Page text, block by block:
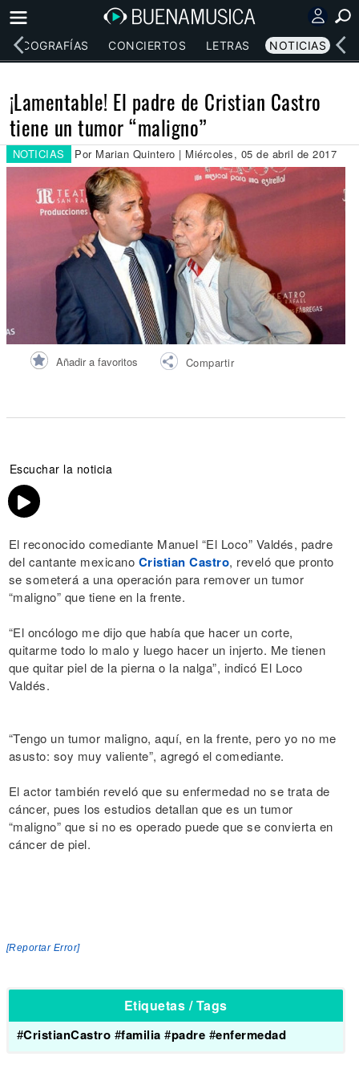
DISCOGRAFÍAS CONCIERTOS LETRAS NOTICIAS
¡Lamentable! El padre de Cristian Castro
tiene un tumor “maligno”
NOTICIAS Por Marian Quintero | Miércoles, 05 de abril de 2017
Añadir a favoritos Compartir
Escuchar la noticia
El reconocido comediante Manuel “El Loco” Valdés, padre
del cantante mexicano Cristian Castro, reveló que pronto
se someterá a una operación para remover un tumor
“maligno” que tiene en la frente.
“El oncólogo me dijo que había que hacer un corte,
quitarme todo lo malo y luego hacer un injerto. Me tienen
que quitar piel de la pierna o la nalga”, indicó El Loco
Valdés.
“Tengo un tumor maligno, aquí, en la frente, pero yo no me
asusto: soy muy valiente”, agregó el comediante.
El actor también reveló que su enfermedad no se trata de
cáncer, pues los estudios detallan que es un tumor
“maligno” que si no es operado puede que se convierta en
cáncer de piel.
[Reportar Error]
Etiquetas / Tags
#CristianCastro #familia #padre #enfermedad